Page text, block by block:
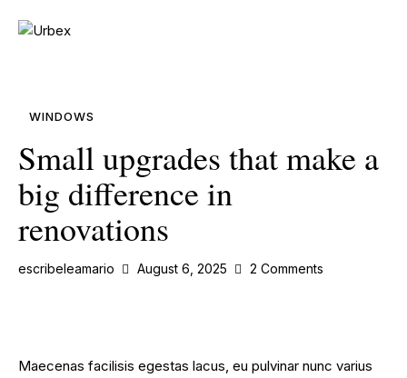
WINDOWS
Small upgrades that make a
big difference in
renovations
escribeleamario August 6, 2025 2 Comments
Maecenas facilisis egestas lacus, eu pulvinar nunc varius